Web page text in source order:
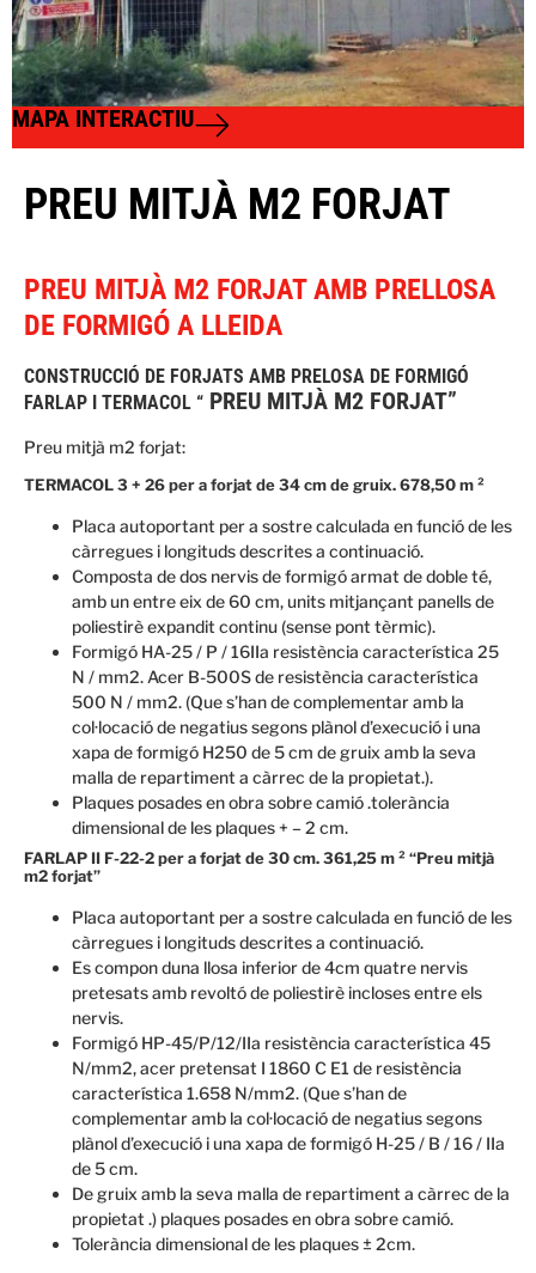
MAPA INTERACTIU
PREU MITJÀ M2 FORJAT
PREU MITJÀ M2 FORJAT AMB PRELLOSA
DE FORMIGÓ A LLEIDA
CONSTRUCCIÓ DE FORJATS AMB PRELOSA DE FORMIGÓ
FARLAP I TERMACOL “ PREU MITJÀ M2 FORJAT”
Preu mitjà m2 forjat:
TERMACOL 3 + 26 per a forjat de 34 cm de gruix. 678,50 m ²
Placa autoportant per a sostre calculada en funció de les
càrregues i longituds descrites a continuació.
Composta de dos nervis de formigó armat de doble té,
amb un entre eix de 60 cm, units mitjançant panells de
poliestirè expandit continu (sense pont tèrmic).
Formigó HA-25 / P / 16IIa resistència característica 25
N / mm2. Acer B-500S de resistència característica
500 N / mm2. (Que s’han de complementar amb la
col·locació de negatius segons plànol d’execució i una
xapa de formigó H250 de 5 cm de gruix amb la seva
malla de repartiment a càrrec de la propietat.).
Plaques posades en obra sobre camió .tolerància
dimensional de les plaques + – 2 cm.
FARLAP II F-22-2 per a forjat de 30 cm. 361,25 m ² “Preu mitjà
m2 forjat”
Placa autoportant per a sostre calculada en funció de les
càrregues i longituds descrites a continuació.
Es compon duna llosa inferior de 4cm quatre nervis
pretesats amb revoltó de poliestirè incloses entre els
nervis.
Formigó HP-45/P/12/IIa resistència característica 45
N/mm2, acer pretensat I 1860 C E1 de resistència
característica 1.658 N/mm2. (Que s’han de
complementar amb la col·locació de negatius segons
plànol d’execució i una xapa de formigó H-25 / B / 16 / IIa
de 5 cm.
De gruix amb la seva malla de repartiment a càrrec de la
propietat .) plaques posades en obra sobre camió.
Tolerància dimensional de les plaques ± 2cm.